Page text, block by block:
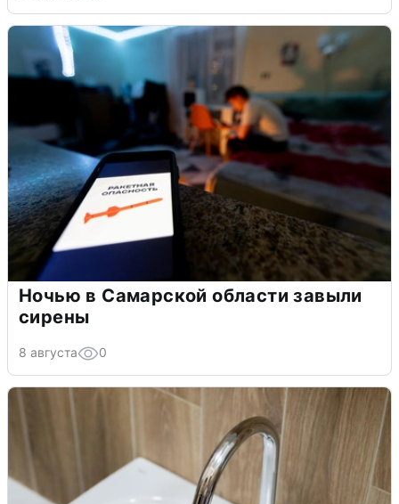
Ночью в Самарской области завыли
сирены
8 августа 0